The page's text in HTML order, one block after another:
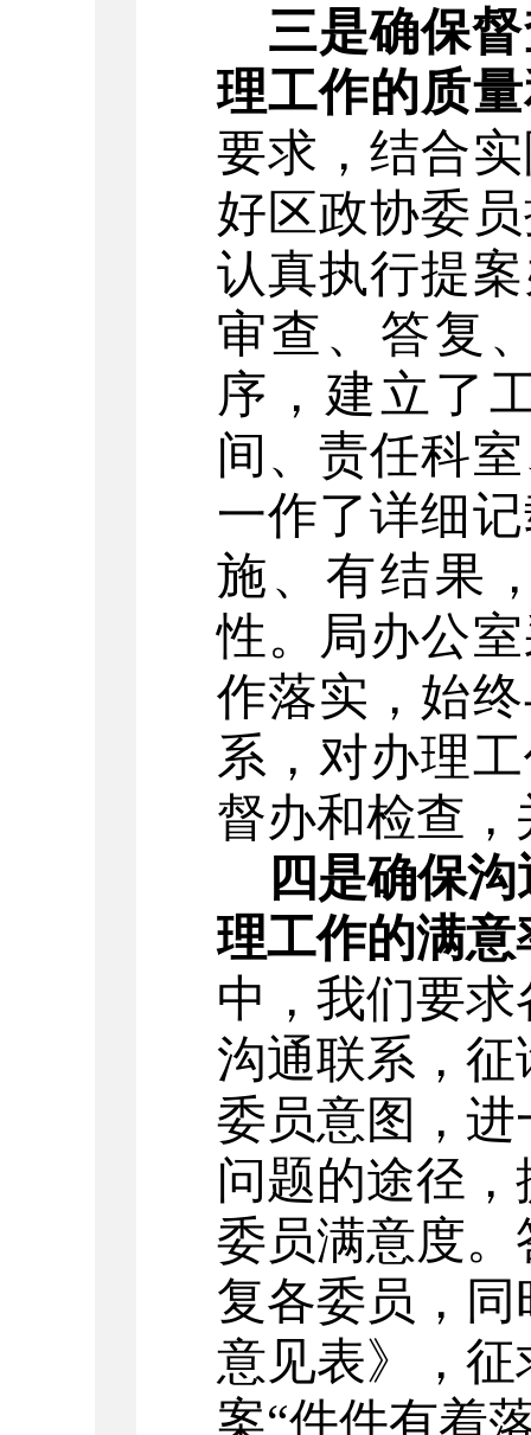
三是确保
理工作的质
要求，结合
好区政协委
认真执行提
审查、答复
序，建立了
间、责任科
一作了详细
施、有结果
性。局办公
作落实，始
系，对办理
督办和检查
四是确保
理工作的满
中，我们要
沟通联系，
委员意图，
问题的途径
委员满意度
复各委员，
意见表》，
案“件件有着